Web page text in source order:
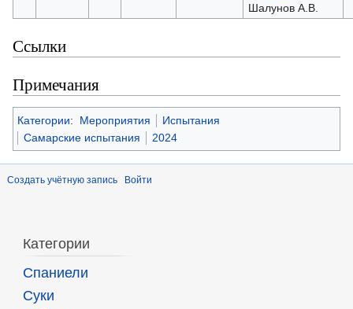
Шалунов А.В.
Ссылки
Примечания
Категории: Мероприятия
Испытания
Самарские испытания
2024
Создать учётную запись Войти
Категории
Спаниели
Суки